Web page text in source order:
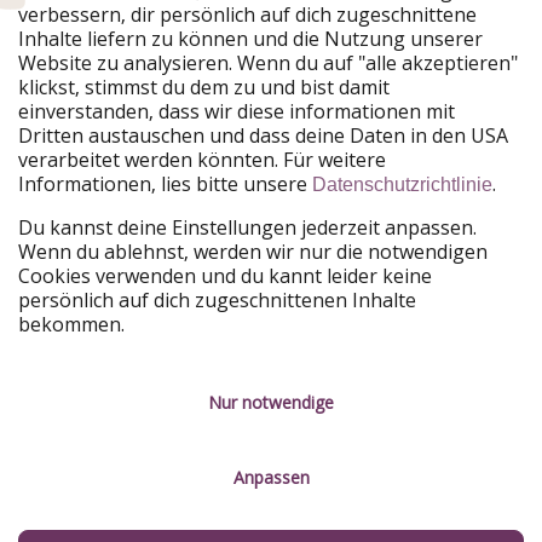
Unsere Märkte
PiratinViaggio
HolidayPirates
VakantiePiraten
WakacyjniPiraci
VoyagesPirates
Ferienpiraten
Urlaubspiraten
ViajerosPiratas
TravelPirates
HolidayPirates Group
Lerne uns kennen
Über uns
Nachhaltigkeit
Rechtliches
Kontakt
Service-Kontrolle
verbessern, dir persönlich auf dich zugeschnittene
Inhalte liefern zu können und die Nutzung unserer
Website zu analysieren. Wenn du auf "alle akzeptieren"
klickst, stimmst du dem zu und bist damit
einverstanden, dass wir diese informationen mit
Dritten austauschen und dass deine Daten in den USA
verarbeitet werden könnten. Für weitere
Informationen, lies bitte unsere Datenschutzrichtlinie.
Du kannst deine Einstellungen jederzeit anpassen.
Wenn du ablehnst, werden wir nur die notwendigen
Cookies verwenden und du kannt leider keine
persönlich auf dich zugeschnittenen Inhalte
bekommen.
Nur notwendige
Anpassen